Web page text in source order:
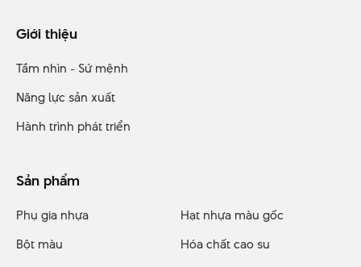
Giới thiệu
Tầm nhìn - Sứ mệnh
Năng lực sản xuất
Hành trình phát triển
Sản phẩm
Phụ gia nhựa
Hạt nhựa màu gốc
Bột màu
Hóa chất cao su